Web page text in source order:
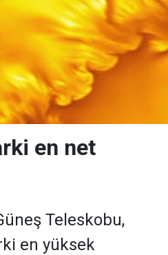
en net
Teleskobu,
en yüksek